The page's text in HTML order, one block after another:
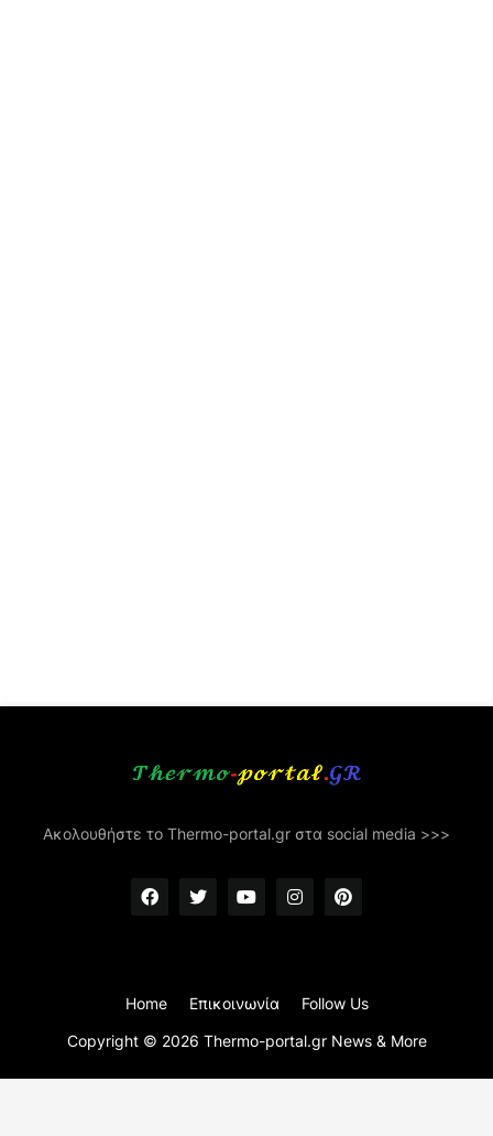
Ακολουθήστε το Thermo-portal.gr στα social media >>>
Copyright © 2026 Thermo-portal.gr News & More
Home Επικοινωνία Follow Us